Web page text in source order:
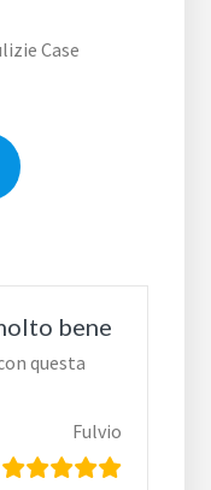
Case
bene
questa
Fulvio